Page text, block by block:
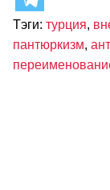
Тэги: турция,
пантюркизм,